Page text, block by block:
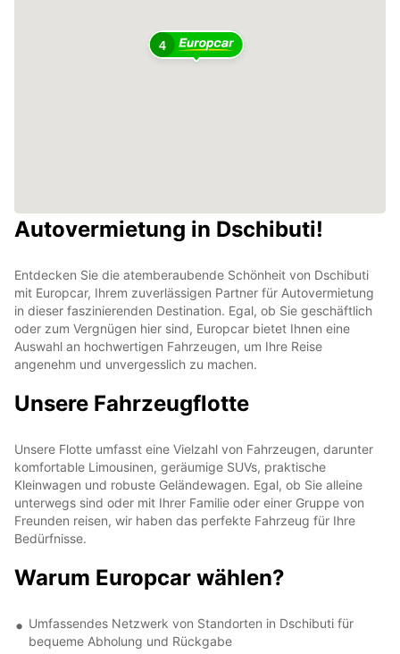
4
Autovermietung in Dschibuti!
Entdecken Sie die atemberaubende Schönheit von Dschibuti
mit Europcar, Ihrem zuverlässigen Partner für Autovermietung
in dieser faszinierenden Destination. Egal, ob Sie geschäftlich
oder zum Vergnügen hier sind, Europcar bietet Ihnen eine
Auswahl an hochwertigen Fahrzeugen, um Ihre Reise
angenehm und unvergesslich zu machen.
Unsere Fahrzeugflotte
Unsere Flotte umfasst eine Vielzahl von Fahrzeugen, darunter
komfortable Limousinen, geräumige SUVs, praktische
Kleinwagen und robuste Geländewagen. Egal, ob Sie alleine
unterwegs sind oder mit Ihrer Familie oder einer Gruppe von
Freunden reisen, wir haben das perfekte Fahrzeug für Ihre
Bedürfnisse.
Warum Europcar wählen?
Umfassendes Netzwerk von Standorten in Dschibuti für
bequeme Abholung und Rückgabe